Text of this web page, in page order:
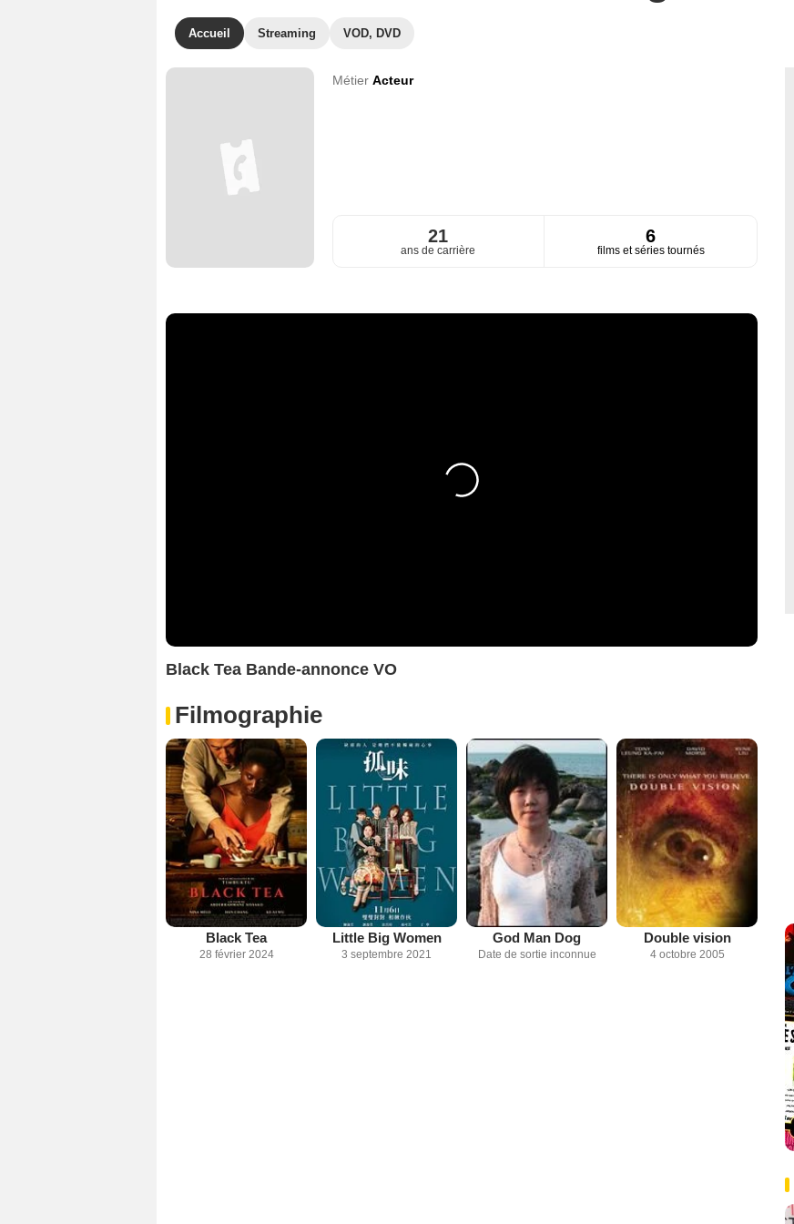
Accueil Streaming VOD, DVD
Métier Acteur
21
ans de carrière
6
films et séries tournés
Black Tea Bande-annonce VO
Filmographie
Black Tea
28 février 2024
Little Big Women
3 septembre 2021
God Man Dog
Date de sortie inconnue
Double vision
4 octobre 2005